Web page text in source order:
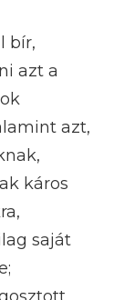
bír,
azt a
azt,
káros
saját